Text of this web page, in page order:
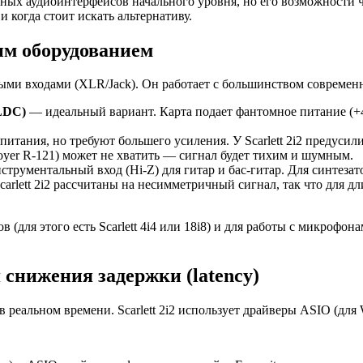
стоит искать альтернативу.
оборудованием
входами (XLR/Jack). Он работает с большинством
— идеальный вариант. Карта подает фантомное питание
но требуют большего усиления. У Scarlett 2i2
R-121) может не хватить — сигнал будет тихим и шумным.
вход (Hi-Z) для гитар и бас-гитар. Для
2i2 рассчитаны на несимметричный сигнал, так что для
(для этого есть Scarlett 4i4 или 18i8) и для работы с
задержки (latency)
времени. Scarlett 2i2 использует драйверы ASIO (для